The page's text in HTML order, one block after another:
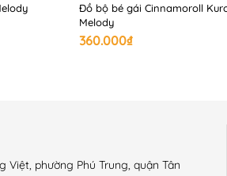
Đồ bộ bé gái Cinnamoroll
Melody
360.000₫
Việt, phường Phú Trung, quận Tân